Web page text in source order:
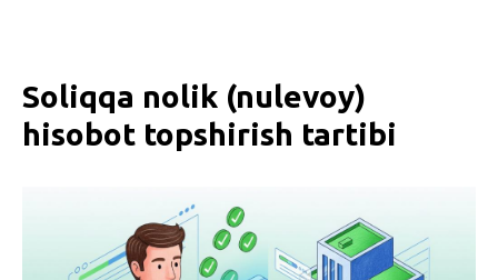
Soliqqa nolik (nulevoy)
hisobot topshirish tartibi